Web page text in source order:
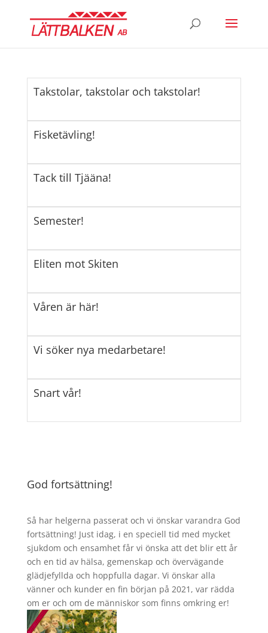
Takstolar, takstolar och takstolar!
Fisketävling!
Tack till Tjääna!
Semester!
Eliten mot Skiten
Våren är här!
Vi söker nya medarbetare!
Snart vår!
God fortsättning!
Så har helgerna passerat och vi önskar varandra God
fortsättning! Just idag, i en speciell tid med mycket
sjukdom och ensamhet får vi önska att det blir ett år
och en tid av hälsa, gemenskap och övervägande
glädjefyllda och hoppfulla dagar. Vi önskar alla
vänner och kunder en fin början på 2021, var rädda
om er och om de människor som finns omkring er!